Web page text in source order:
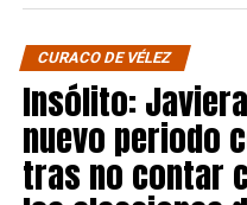
Mejoramiento de Barrios
ya estaban declaradas
historia, la Subdere no
programas
regional de Los Lagos.
Sus pares de Chiloé
CURACO DE VÉLEZ
Insólito:
nuevo periodo
tras no contar